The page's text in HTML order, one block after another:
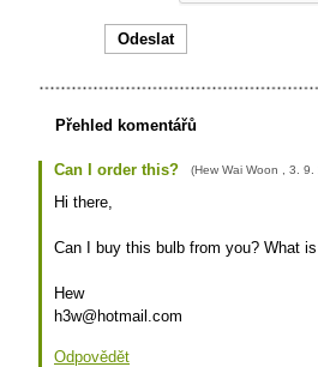
Přehled komentářů
Can I order this? (Hew Wai Woon 3. 9.
Hi there,
Can I buy this bulb from you? What
Hew
h3w@hotmail.com
Odpovědět